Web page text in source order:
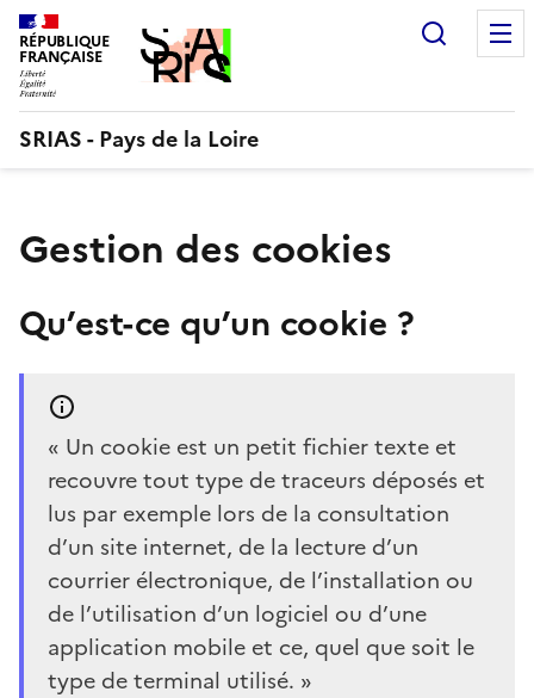
Aller
au
contenu
RÉPUBLIQUE
FRANÇAISE
SRIAS - Pays de la Loire
Gestion des cookies
Qu’est-ce qu’un cookie ?
« Un cookie est un petit fichier texte et
recouvre tout type de traceurs déposés et
lus par exemple lors de la consultation
d’un site internet, de la lecture d’un
courrier électronique, de l’installation ou
de l’utilisation d’un logiciel ou d’une
application mobile et ce, quel que soit le
type de terminal utilisé. »